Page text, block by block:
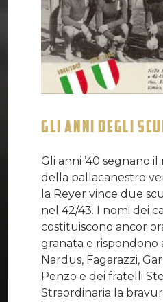
GLI ANNI DEGLI
Gli anni ’40 segnano
della pallacanestro
la Reyer vince due
nel 42/43. I nomi dei
costituiscono ancor
granata e rispondono
Nardus, Fagarazzi,
Penzo e dei fratelli
Straordinaria la